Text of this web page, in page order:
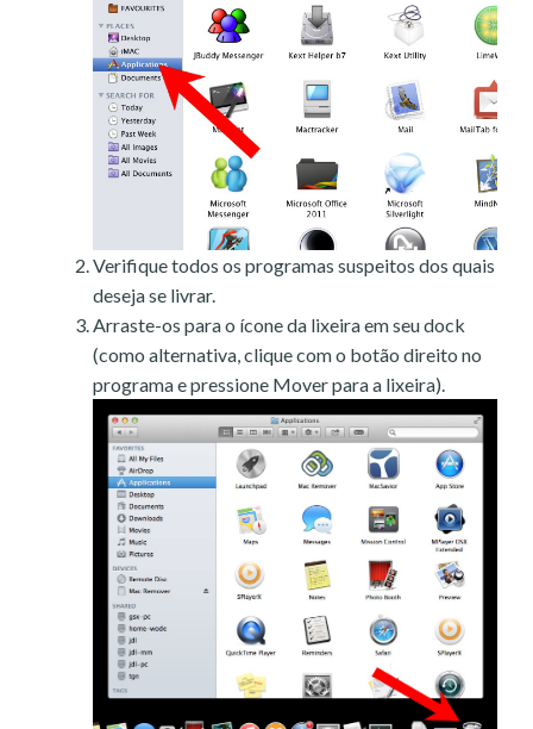
Verifique todos os programas suspeitos dos quais
deseja se livrar.
Arraste-os para o ícone da lixeira em seu dock
(como alternativa, clique com o botão direito no
programa e pressione Mover para a lixeira).